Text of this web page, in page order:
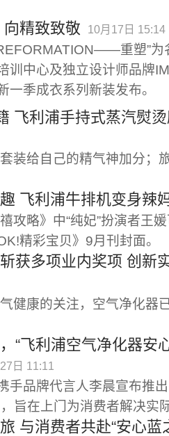
精致致敬 10月17日 15:14
重塑”为
训中心及独立设计师品牌
一季成衣系列新装发布。
飞利浦手持式蒸汽熨
装给自己的精气神加分；
飞利浦牛排机变身辣
攻略》中“纯妃”扮演者王
精彩宝贝》9月刊封面。
获多项业内奖项 创新
健康的关注，空气净化器
“飞利浦空气净化器安
日 11:11
手品牌代言人李晨宣布推
旨在上门为消费者解决实
与消费者共赴“安心蓝